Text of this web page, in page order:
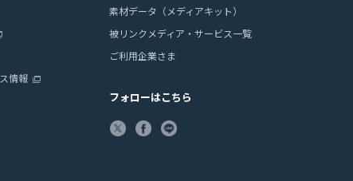
情報
素材データ（メディアキット）
被リンクメディア・サービス一覧
ご利用企業さま
フォローはこちら